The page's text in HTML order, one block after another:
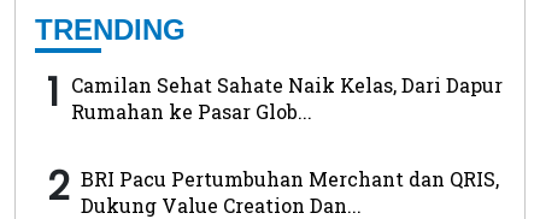
TRENDING
1 Camilan Sehat Sahate Naik Kelas, Dari Dapur
Rumahan ke Pasar Glob...
2 BRI Pacu Pertumbuhan Merchant dan QRIS,
Dukung Value Creation Dan...